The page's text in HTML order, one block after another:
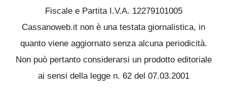
Fiscale e Partita I.V.A. 12279101005
Cassanoweb.it non è una testata giornalistica, in
quanto viene aggiornato senza alcuna periodicità.
Non può pertanto considerarsi un prodotto editoriale
ai sensi della legge n. 62 del 07.03.2001